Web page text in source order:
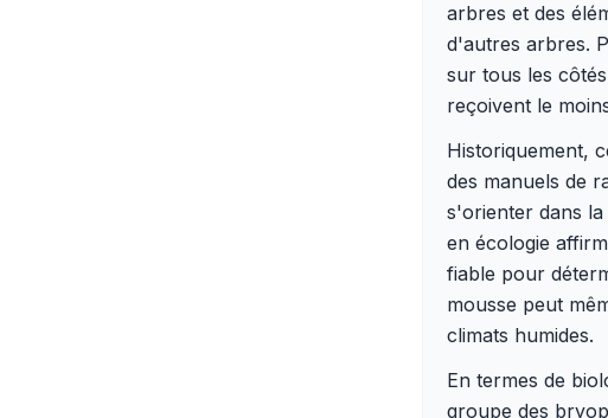
arbres et des
d'autres arbres.
sur tous les
reçoivent le
Historiquement,
des manuels de
s'orienter dans
en écologie
fiable pour
mousse peut
climats humides.
En termes de
groupe des